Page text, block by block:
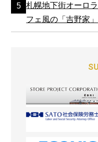
札幌地下街オーロ
フェ風の「吉野家